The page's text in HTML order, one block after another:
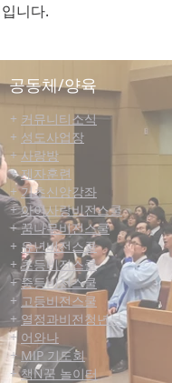
니다.
공동체/양육
+ 커뮤니티​소식
+ 성도사업장
+ 사랑방
+제자훈련
+기초신앙강좌
+아이사랑비전스쿨
+꿈나무비전스쿨
+ 유년비전스쿨
+초등비전스쿨
+중등비전스쿨
+고등비전스쿨
+ 열정과비전청년부
+ 어와나
+ MIP 기도회
+책N꿈 놀이터